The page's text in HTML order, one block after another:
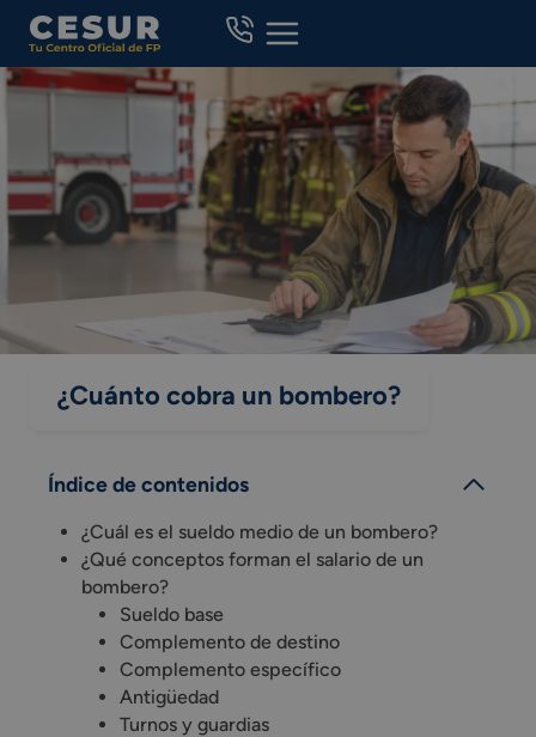
Skip
content
¿Cuánto cobra un bombero?
Índice de contenidos
¿Cuál es el sueldo medio de un bombero?
¿Qué conceptos forman el salario de un
bombero?
Sueldo base
Complemento de destino
Complemento específico
Antigüedad
Turnos y guardias